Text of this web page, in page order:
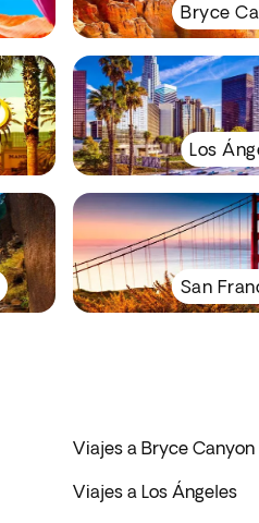
Bryce
Los
San
Viajes a Bryce Canyon
Viajes a Los Ángeles